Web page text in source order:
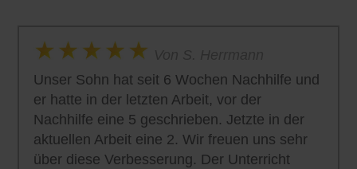
Unser Sohn hat seit 6 Wochen Nachhilfe und
er hatte in der letzten Arbeit, vor der
Nachhilfe eine 5 geschrieben. Jetzte in der
aktuellen Arbeit eine 2. Wir freuen uns sehr
über diese Verbesserung. Der Unterricht